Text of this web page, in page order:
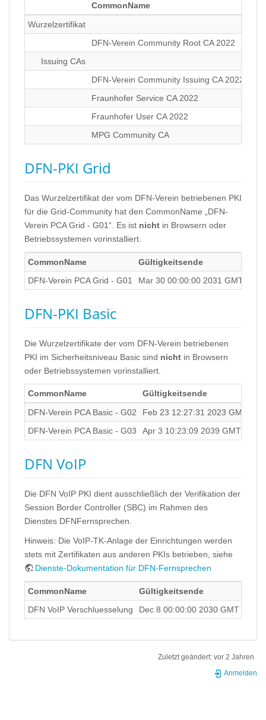
CommonName
Wurzelzertifikat
DFN-Verein Community Root CA 2022
Issuing CAs
DFN-Verein Community Issuing CA 2022
Fraunhofer Service CA 2022
Fraunhofer User CA 2022
MPG Community CA
DFN-PKI Grid
Das Wurzelzertifikat der vom DFN-Verein betriebenen PKI
für die Grid-Community hat den CommonName „DFN-
Verein PCA Grid - G01“. Es ist nicht in Browsern oder
Betriebssystemen vorinstalliert.
CommonName Gültigkeitsende
DFN-Verein PCA Grid - G01
Mar 30 00:00:00 2031 GMT
DFN-PKI Basic
Die Wurzelzertifikate der vom DFN-Verein betriebenen
PKI im Sicherheitsniveau Basic sind nicht in Browsern
oder Betriebssystemen vorinstalliert.
CommonName Gültigkeitsende
DFN-Verein PCA Basic - G02
Feb 23 12:27:31 2023 GMT
DFN-Verein PCA Basic - G03
Apr 3 10:23:09 2039 GMT
DFN VoIP
Die DFN VoIP PKI dient ausschließlich der Verifikation der
Session Border Controller (SBC) im Rahmen des
Dienstes DFNFernsprechen.
Hinweis: Die VoIP-TK-Anlage der Einrichtungen werden
stets mit Zertifikaten aus anderen PKIs betrieben, siehe
Dienste-Dokumentation für DFN-Fernsprechen
CommonName Gültigkeitsende
DFN VoIP Verschluesselung
Dec 8 00:00:00 2030 GMT
Zuletzt geändert: vor 2 Jahren
Anmelden